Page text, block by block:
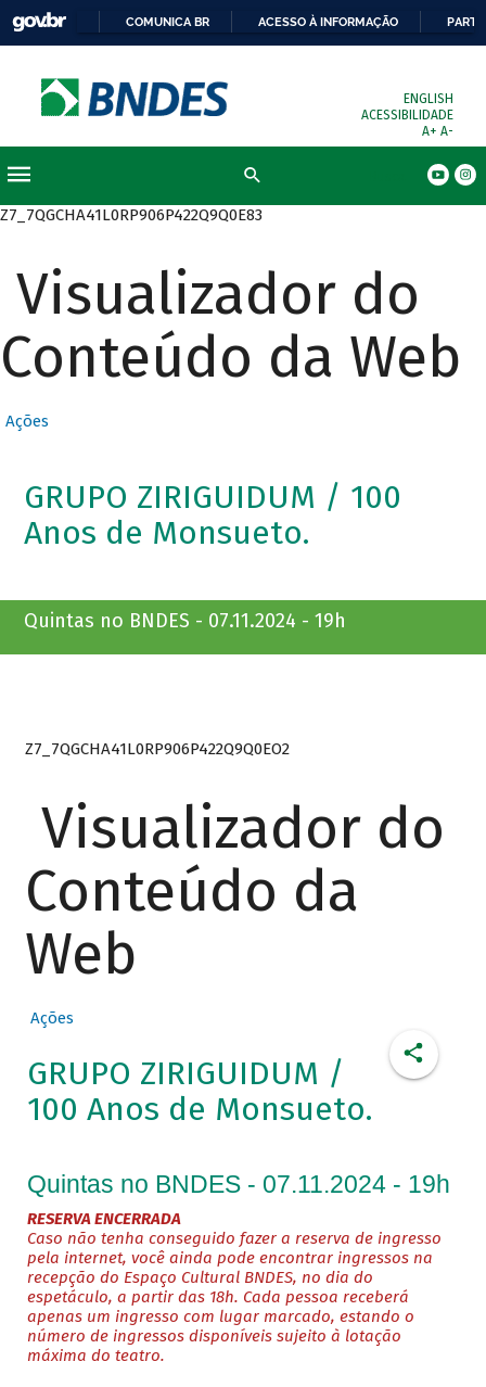
COMUNICA BR ACESSO À INFORMAÇÃO
ENGLISH
ACESSIBILIDADE
A+ A-
Z7_7QGCHA41L0RP906P422Q9Q0E83
Visualizador do
Conteúdo da Web
Ações
GRUPO ZIRIGUIDUM / 100
Anos de Monsueto.
Quintas no BNDES - 07.11.2024 - 19h
Z7_7QGCHA41L0RP906P422Q9Q0EO2
Visualizador do
Conteúdo da
Web
Ações
GRUPO ZIRIGUIDUM /
100 Anos de Monsueto.
Quintas no BNDES - 07.11.2024 - 19h
RESERVA ENCERRADA
Caso não tenha conseguido fazer a reserva de ingresso
pela internet, você ainda pode encontrar ingressos na
recepção do Espaço Cultural BNDES, no dia do
espetáculo, a partir das 18h. Cada pessoa receberá
apenas um ingresso com lugar marcado, estando o
número de ingressos disponíveis sujeito à lotação
máxima do teatro.